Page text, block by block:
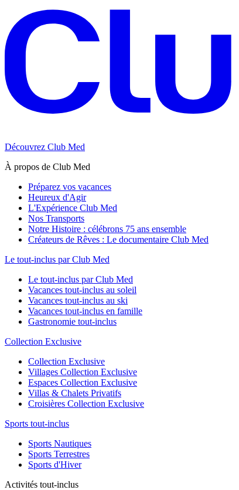
Découvrez Club Med
À propos de Club Med
Préparez vos vacances
Heureux d'Agir
L'Expérience Club Med
Nos Transports
Notre Histoire : célébrons 75 ans ensemble
Créateurs de Rêves : Le documentaire Club Med
Le tout-inclus par Club Med
Le tout-inclus par Club Med
Vacances tout-inclus au soleil
Vacances tout-inclus au ski
Vacances tout-inclus en famille
Gastronomie tout-inclus
Collection Exclusive
Collection Exclusive
Villages Collection Exclusive
Espaces Collection Exclusive
Villas & Chalets Privatifs
Croisières Collection Exclusive
Sports tout-inclus
Sports Nautiques
Sports Terrestres
Sports d'Hiver
Activités tout-inclus